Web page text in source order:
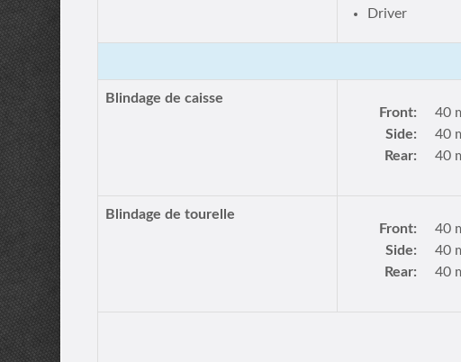
Driver
Blindage de caisse
Front:
40
Side:
40
Rear:
40
Blindage de tourelle
Front:
40
Side:
40
Rear:
40